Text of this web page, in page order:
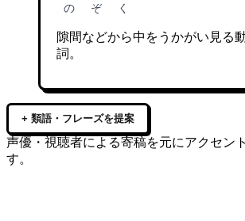
の ぞ く
隙間などから中をうかがい見る
詞。
+ 類語・フレーズを提案
声優・視聴者による寄稿を元にアクセン
す。